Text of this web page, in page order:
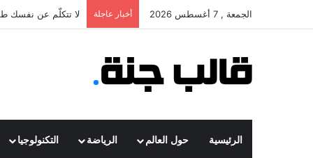
الجمعة , 7 أغسطس 2026 أخبار عاجلة لا تتكلّم عن نفسك
الرئيسية حول العالم الرياضة التكنولوجيا